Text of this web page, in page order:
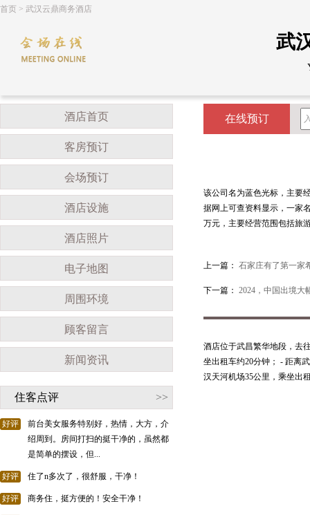
首页 > 武汉云鼎商务酒店
武
酒店首页
客房预订
会场预订
酒店设施
酒店照片
电子地图
周围环境
顾客留言
新闻资讯
住客点评 >>
好评
前台美女服务特别好，热情，大方，介
绍周到。房间打扫的挺干净的，虽然都
是简单的摆设，但...
好评 住了n多次了，很舒服，干净！
好评 商务住，挺方便的！安全干净！
在线预订
该公司名为蓝色光标，主要
据网上可查资料显示，一家
万元，主要经营范围包括旅
上一篇： 石家庄有了第一家
下一篇： 2024，中国出境大
酒店位于武昌繁华地段，去
坐出租车约20分钟； - 距离
汉天河机场35公里，乘坐出